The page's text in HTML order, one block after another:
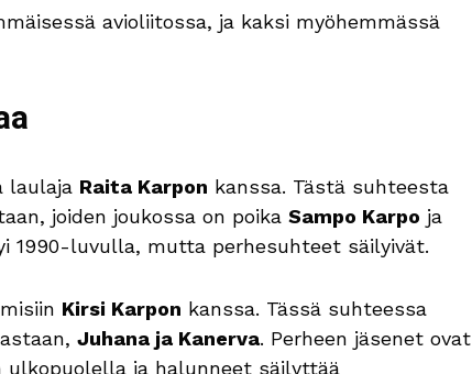
avioliitossa, ja kaksi myöhemmässä
laulaja Raita Karpon kanssa. Tästä suhteesta
joiden joukossa on poika Sampo Karpo ja
1990-luvulla, mutta perhesuhteet säilyivät.
Kirsi Karpon kanssa. Tässä suhteessa
Juhana ja Kanerva. Perheen jäsenet ovat
ulkopuolella ja halunneet säilyttää